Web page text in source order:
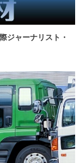
ジャーナリスト・